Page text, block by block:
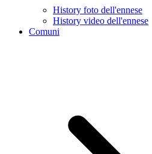
History foto dell'ennese
History video dell'ennese
Comuni